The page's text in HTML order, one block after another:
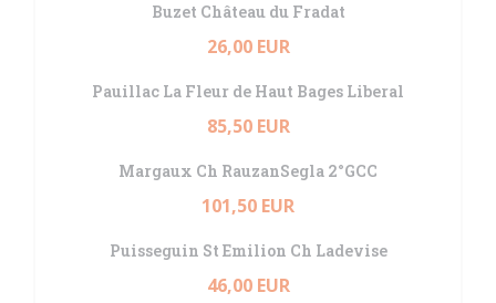
Buzet Château du Fradat
26,00 EUR
Pauillac La Fleur de Haut Bages Liberal
85,50 EUR
Margaux Ch RauzanSegla 2°GCC
101,50 EUR
Puisseguin St Emilion Ch Ladevise
46,00 EUR